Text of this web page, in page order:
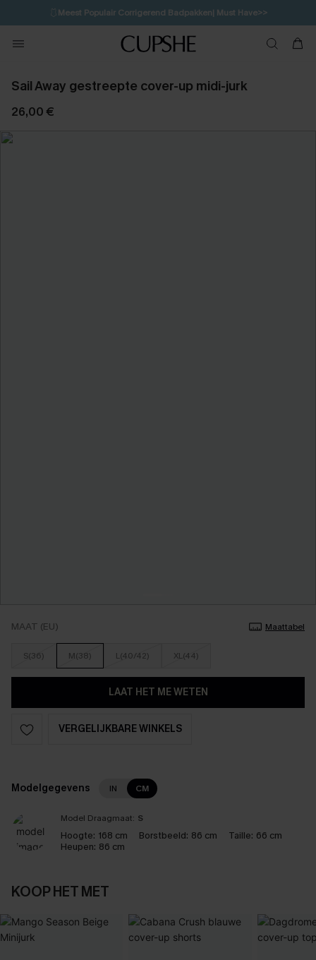
🩱Meest Populair Corrigerend Badpakken| Must Have>>
💌Abonneer je & ontvang tot 15% korting>>
Koop 3, krijg 15% korting | CODE: SW15 1D:10H:35M:36S
Sail Away gestreepte cover-up midi-jurk
26,00 €
MAAT (EU) Maattabel
S(36) M(38) L(40/42) XL(44)
LAAT HET ME WETEN
VERGELIJKBARE WINKELS
Modelgegevens IN CM
Model Draagmaat: S
Hoogte: 168 cm Borstbeeld: 86 cm Taille: 66 cm
Heupen: 86 cm
KOOP HET MET